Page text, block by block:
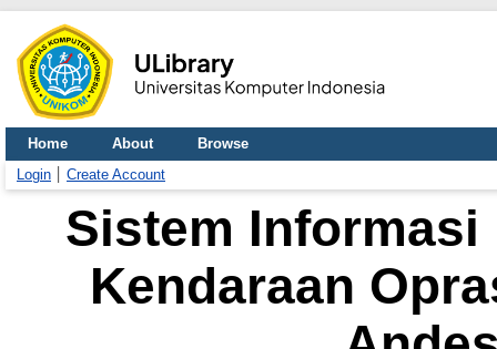
Home About
Browse
Login
Create Account
Sistem Informasi
Kendaraan